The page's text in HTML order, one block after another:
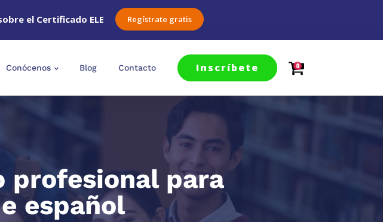
el Certificado ELE Regístrate gratis
Conócenos Blog Contacto Inscríbete 0
profesional para
español